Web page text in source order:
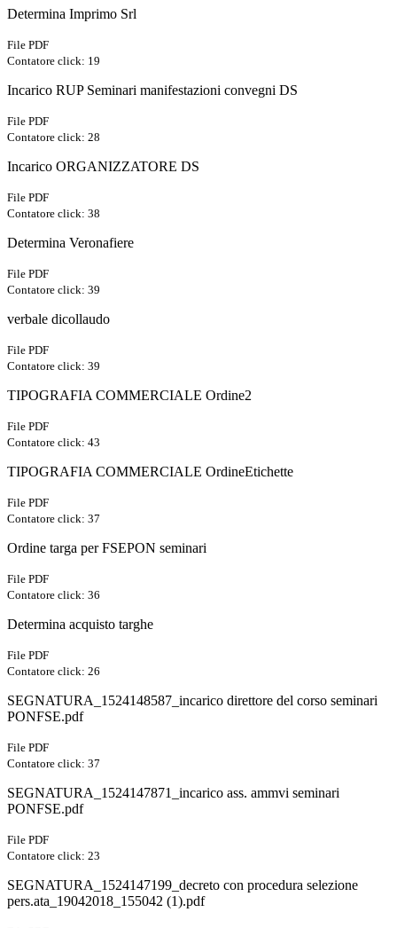
Determina Imprimo Srl
File PDF
Contatore click: 19
Incarico RUP Seminari manifestazioni convegni DS
File PDF
Contatore click: 28
Incarico ORGANIZZATORE DS
File PDF
Contatore click: 38
Determina Veronafiere
File PDF
Contatore click: 39
verbale dicollaudo
File PDF
Contatore click: 39
TIPOGRAFIA COMMERCIALE Ordine2
File PDF
Contatore click: 43
TIPOGRAFIA COMMERCIALE OrdineEtichette
File PDF
Contatore click: 37
Ordine targa per FSEPON seminari
File PDF
Contatore click: 36
Determina acquisto targhe
File PDF
Contatore click: 26
SEGNATURA_1524148587_incarico direttore del corso seminari
PONFSE.pdf
File PDF
Contatore click: 37
SEGNATURA_1524147871_incarico ass. ammvi seminari
PONFSE.pdf
File PDF
Contatore click: 23
SEGNATURA_1524147199_decreto con procedura selezione
pers.ata_19042018_155042 (1).pdf